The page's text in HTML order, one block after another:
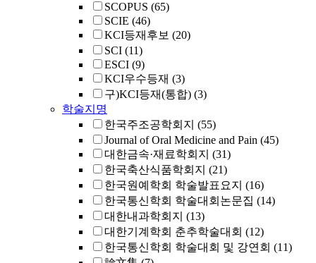
SCOPUS (65)
SCIE (46)
KCI등재후보 (20)
SCI (11)
ESCI (9)
KCI우수등재 (3)
구)KCI등재(통합) (3)
학술지명
한국주조공학회지 (55)
Journal of Oral Medicine and Pain (45)
대한금속·재료학회지 (31)
한국축산식품학회지 (21)
한국원예학회 학술발표요지 (16)
한국통신학회 학술대회논문집 (14)
대한내과학회지 (13)
대한기계학회 춘추학술대회 (12)
한국통신학회 학술대회 및 강연회 (11)